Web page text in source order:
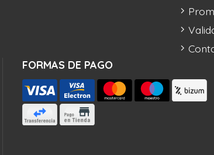
FORMAS DE PAGO